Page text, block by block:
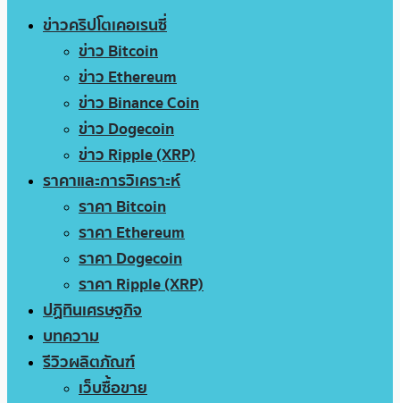
ข่าวคริปโตเคอเรนซี่
ข่าว Bitcoin
ข่าว Ethereum
ข่าว Binance Coin
ข่าว Dogecoin
ข่าว Ripple (XRP)
ราคาและการวิเคราะห์
ราคา Bitcoin
ราคา Ethereum
ราคา Dogecoin
ราคา Ripple (XRP)
ปฏิทินเศรษฐกิจ
บทความ
รีวิวผลิตภัณฑ์
เว็บซื้อขาย